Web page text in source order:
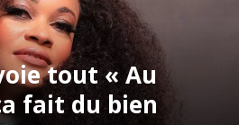
tout « Au
fait du bien